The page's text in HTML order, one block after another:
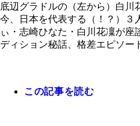
底辺グラドルの（左から）白川
今、日本を代表する（！？）３
ぃ・志崎ひなた・白川花凜が
ディション秘話、格差エピソー
この記事を読む